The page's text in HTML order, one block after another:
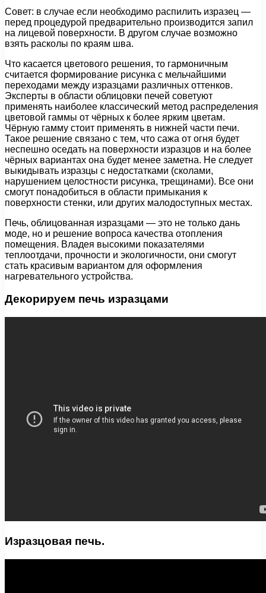
Совет: в случае если необходимо распилить изразец —
перед процедурой предварительно производится запил
на лицевой поверхности. В другом случае возможно
взять расколы по краям шва.
Что касается цветового решения, то гармоничным
считается формирование рисунка с мельчайшими
переходами между изразцами различных оттенков.
Эксперты в области облицовки печей советуют
применять наиболее классический метод распределения
цветовой гаммы от чёрных к более ярким цветам.
Чёрную гамму стоит применять в нижней части печи.
Такое решение связано с тем, что сажа от огня будет
неспешно оседать на поверхности изразцов и на более
чёрных вариантах она будет менее заметна. Не следует
выкидывать изразцы с недостатками (сколами,
нарушением целостности рисунка, трещинами). Все они
смогут понадобиться в области примыкания к
поверхности стенки, или других малодоступных местах.
Печь, облицованная изразцами — это не только дань
моде, но и решение вопроса качества отопления
помещения. Владея высокими показателями
теплоотдачи, прочности и экологичности, они смогут
стать красивым вариантом для оформления
нагревательного устройства.
Декорируем печь изразцами
Изразцовая печь.